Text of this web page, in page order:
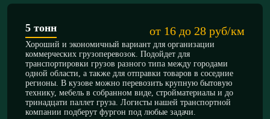
5 тонн от 16 до 28 руб/км
Хороший и экономичный вариант для организации
коммерческих грузоперевозок. Подойдет для
транспортировки грузов разного типа между городами
одной области, а также для отправки товаров в соседние
регионы. В кузове можно перевозить крупную бытовую
технику, мебель в собранном виде, стройматериалы и до
тринадцати паллет груза. Логисты нашей транспортной
компании подберут фургон под любые задачи.